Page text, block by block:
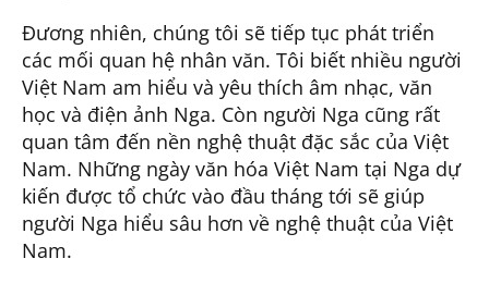
Đương nhiên, chúng tôi sẽ tiếp tục phát triển
các mối quan hệ nhân văn. Tôi biết nhiều người
Việt Nam am hiểu và yêu thích âm nhạc, văn
học và điện ảnh Nga. Còn người Nga cũng rất
quan tâm đến nền nghệ thuật đặc sắc của Việt
Nam. Những ngày văn hóa Việt Nam tại Nga dự
kiến ​​được tổ chức vào đầu tháng tới sẽ giúp
người Nga hiểu sâu hơn về nghệ thuật của Việt
Nam.